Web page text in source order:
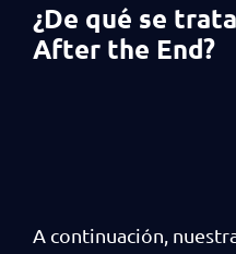
¿De qué se
After the End?
A continuación,